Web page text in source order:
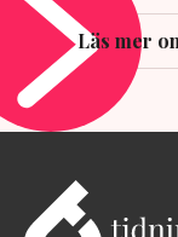
Läs mer